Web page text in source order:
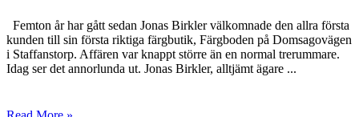
Femton år har gått sedan Jonas Birkler välkomnade den allra första
kunden till sin första riktiga färgbutik, Färgboden på Domsagovägen
i Staffanstorp. Affären var knappt större än en normal trerummare.
Idag ser det annorlunda ut. Jonas Birkler, alltjämt ägare ...